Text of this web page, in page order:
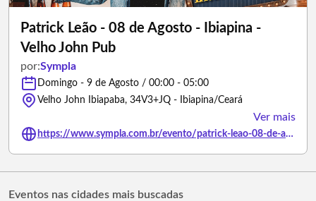
Patrick Leão - 08 de Agosto - Ibiapina -
Velho John Pub
por:Sympla
Domingo - 9 de Agosto / 00:00 - 05:00
Velho John Ibiapaba, 34V3+JQ - Ibiapina/Ceará
Ver mais
https://www.sympla.com.br/evento/patrick-leao-08-de-agosto-ibiapina-velho-john-pub/3496102
Eventos nas cidades mais buscadas